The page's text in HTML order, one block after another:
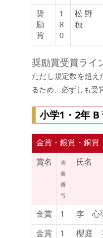
奨
励
賞
1
8
0
松野
穂
奨励賞受賞ライ
ただし規定数を超
るため、必ずしも受
小学1・2年 B
金賞・銀賞・銅賞
賞名
演
奏
番
号
氏名
金賞 1 李 心
金賞
1 櫻庭